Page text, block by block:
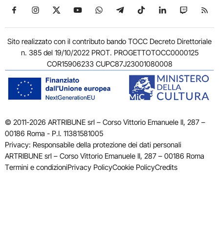
Seguici su Facebook
Seguici su Instagram
Seguici su X
Seguici su YouTube
Seguici su WhatsApp
Seguici su Telegram
Seguici su TikTok
Seguici su
Seguici
Sito realizzato con il contributo bando TOCC Decreto Direttoriale
n. 385 del 19/10/2022 PROT. PROGETTOTOCC0000125
COR15906233 CUPC87J23001080008
© 2011-2026 ARTRIBUNE srl – Corso Vittorio Emanuele II, 287 –
00186 Roma - P.I. 11381581005
Privacy: Responsabile della protezione dei dati personali
ARTRIBUNE srl – Corso Vittorio Emanuele II, 287 – 00186 Roma
Termini e condizioniPrivacy PolicyCookie PolicyCredits